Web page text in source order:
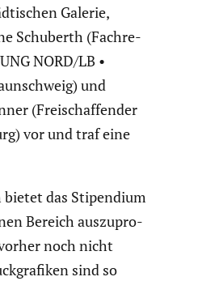
Galerie,
Schuberth (Fachre­
NORD/LB •
und
(Freischaf­fender
vor und traf eine
bietet das Stipen­dium
Bereich auszu­pro­
noch nicht
sind so